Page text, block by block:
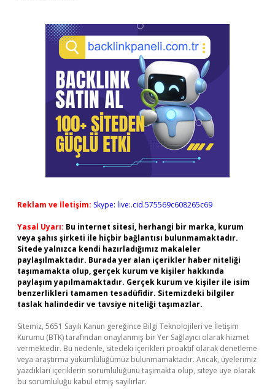
Reklam ve İletişim: Skype: live:.cid.575569c608265c69
Yasal Uyarı: Bu internet sitesi, herhangi bir marka, kurum
veya şahıs şirketi ile hiçbir bağlantısı bulunmamaktadır.
Sitede yalnızca kendi hazırladığımız makaleler
paylaşılmaktadır. Burada yer alan içerikler haber niteliği
taşımamakta olup, gerçek kurum ve kişiler hakkında
paylaşım yapılmamaktadır. Gerçek kurum ve kişiler ile isim
benzerlikleri tamamen tesadüfidir. Sitemizdeki bilgiler
taslak halindedir ve tavsiye niteliği taşımazlar.
Sitemiz, 5651 Sayılı Kanun gereğince Bilgi Teknolojileri ve İletişim
Kurumu (BTK) tarafından onaylanmış bir Yer Sağlayıcı olarak hizmet
vermektedir. Bu nedenle, sitedeki içerikleri proaktif olarak denetleme
veya araştırma yükümlülüğümüz bulunmamaktadır. Ancak, üyelerimiz
yazdıkları içeriklerin sorumluluğunu taşımakta olup, siteye üye olarak
bu sorumluluğu kabul etmiş sayılırlar.